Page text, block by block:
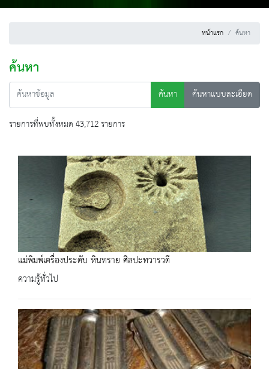
หน้าแรก ค้นหา
ค้นหา
ค้นหา
ค้นหาแบบละเอียด
รายการที่พบทั้งหมด 43,712 รายการ
แม่พิมพ์เครื่องประดับ หินทราย ศิลปะทวารวดี
ความรู้ทั่วไป